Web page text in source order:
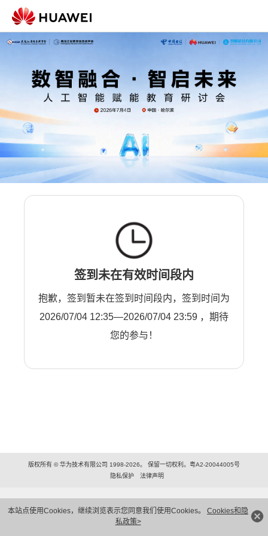
本站点使用Cookies，继续浏览表示您同意我们使用Cookies。 Cookies和隐
私政策>
签到未在有效时间段内
抱歉，签到暂未在签到时间段内，签到时间为
2026/07/04 12:35—2026/07/04 23:59 ，期待
您的参与！
版权所有 © 华为技术有限公司 1998-2026。 保留一切权利。粤A2-20044005号
隐私保护
法律声明